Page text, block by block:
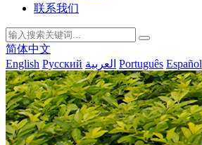
联系我们
简体中文
English Русский العربية Português Español